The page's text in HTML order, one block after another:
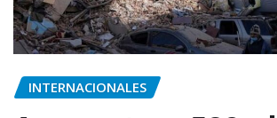
INTERNACIONALES